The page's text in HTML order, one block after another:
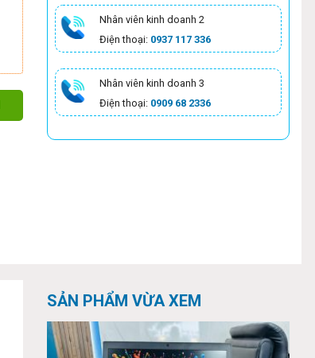
Nhân viên kinh doanh 2
Điện thoại: 0937 117 336
Nhân viên kinh doanh 3
Điện thoại: 0909 68 2336
SẢN PHẨM VỪA XEM